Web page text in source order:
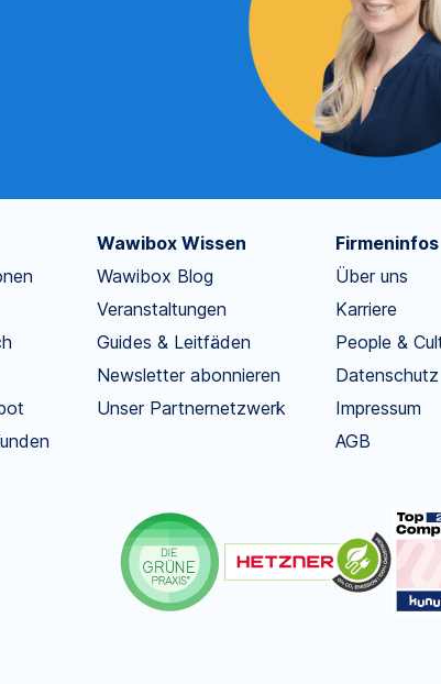
Wawibox Wissen
Wawibox Blog
Veranstaltungen
Guides & Leitfäden
Newsletter abonnieren
Unser Partnernetzwerk
Firmeninfos
Über uns
Karriere
People &
Datenschutz
Impressum
AGB